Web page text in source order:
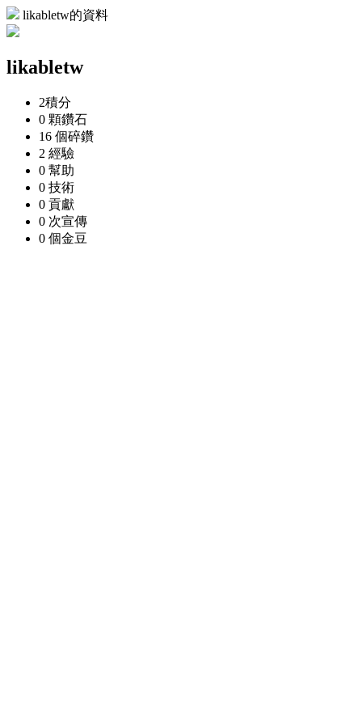
likabletw的資料
likabletw
2積分
0 顆鑽石
16 個碎鑽
2 經驗
0 幫助
0 技術
0 貢獻
0 次宣傳
0 個金豆